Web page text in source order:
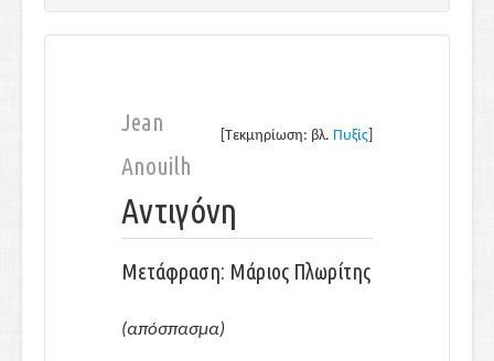
[Τεκμηρίωση: βλ. Πυξίς
Jean
Anouilh
Αντιγόνη
Μετάφραση: Μάριος Πλωρίτης
(απόσπασμα)